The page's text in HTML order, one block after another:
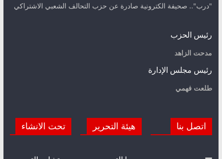
"درب".. صحيفة الكترونية صادرة عن حزب التحالف الشعبي الاشتراكي
رئيس الحزب
مدحت الزاهد
رئيس مجلس الإدارة
طلعت فهمي
اتصل بنا هيئة التحرير تحت الانشاء